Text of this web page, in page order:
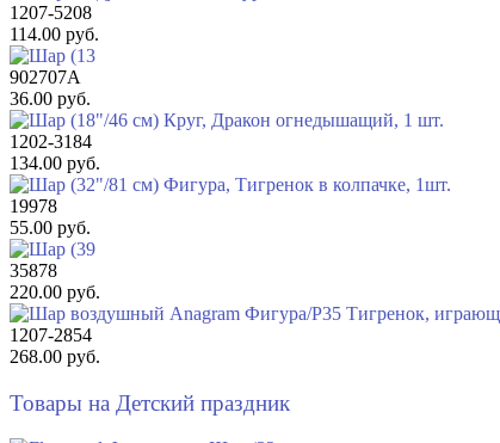
1207-5208
114.00 руб.
902707A
36.00 руб.
1202-3184
134.00 руб.
19978
55.00 руб.
35878
220.00 руб.
1207-2854
268.00 руб.
Товары на Детский праздник